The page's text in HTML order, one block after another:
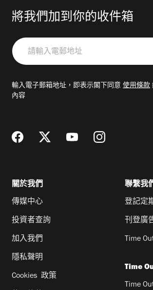
將我們加到你的收件箱
請
輸
郵
輸入電子郵箱地址，即表示閣下同意 使用條款
內容
關於我們
傳媒中心
投資者查詢
加入我們
隱私聲明
Cookies 政策
聯繫我
登記定
刊登廣
Time
Time
Time